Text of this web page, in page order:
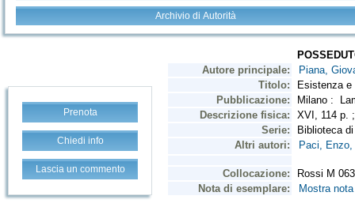
Archivio di Autorità
Prenota
Chiedi info
Lascia un commento